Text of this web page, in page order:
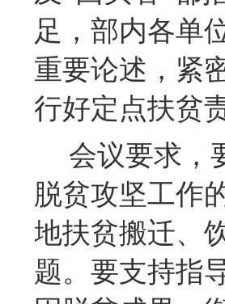
足，部内各单
重要论述， 紧
行好定点扶贫
会议要求，
脱贫攻坚工作
地扶贫搬迁、
题。要支持指